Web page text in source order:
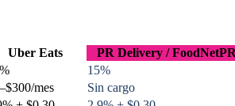
Uber Eats
PR Delivery / FoodNetPR
15%
mes
Sin cargo